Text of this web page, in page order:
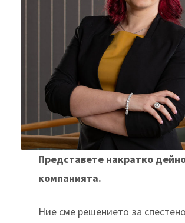
Представете накратко
компанията.
Ние сме решението за